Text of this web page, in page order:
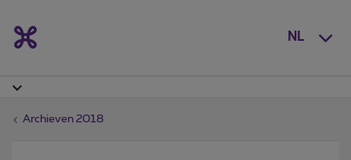
NL
Archieven 2018